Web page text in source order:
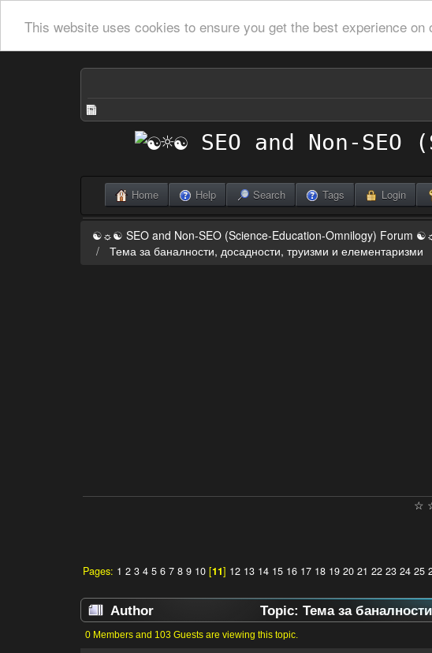
This website uses cookies to ensure you get the best experience on
Home Help Search Tags Login
☯☼☯ SEO and Non-SEO (Science-Education-Omnilogy) Forum
Тема за баналности, досадности, труизми и елементаризми
☆
Pages: 1 2 3 4 5 6 7 8 9 10[11] 12 13 14 15 16 17 18 19 20 21 22 23 24 25
Author Topic: Тема за
0 Members and 103 Guests are viewing this topic.